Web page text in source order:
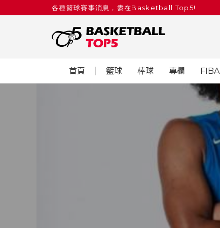
各種籃球賽事消息，盡在Basketball Top5!
首頁 籃球 棒球 專欄 FIBA